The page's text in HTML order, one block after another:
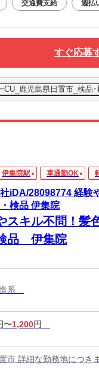
ター出口から車10分
交通費支給 週払
すぐ応募
鹿児島県日置市_検品
伊集院駅 車通勤OK
iDA/28098774 経験
検品 伊集院
スキル不問！髪
品 伊集院
系
〜1,200円
市 詳細な勤務地につき